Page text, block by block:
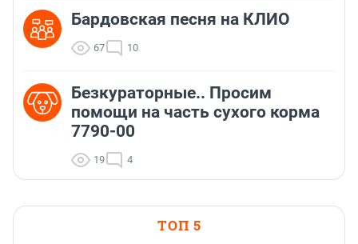
Бардовская песня на КЛИО
67 10
Безкураторные.. Просим
помощи на часть сухого корма
7790-00
19 4
ТОП 5